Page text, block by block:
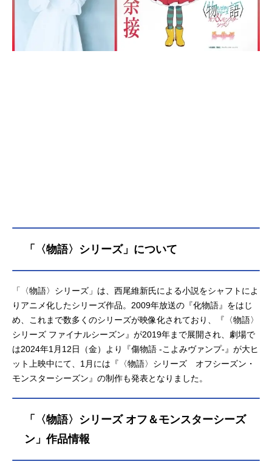
「〈物語〉シリーズ」について
「〈物語〉シリーズ」は、西尾維新氏による小説をシャフトによ
りアニメ化したシリーズ作品。2009年放送の『化物語』をはじ
め、これまで数多くのシリーズが映像化されており、『〈物語〉
シリーズ ファイナルシーズン』が2019年まで展開され、劇場で
は2024年1月12日（金）より『傷物語 -こよみヴァンプ-』が大ヒ
ット上映中にて、1月には『〈物語〉シリーズ オフシーズン・
モンスターシーズン』の制作も発表となりました。
「〈物語〉シリーズ オフ＆モンスターシーズ
ン」作品情報